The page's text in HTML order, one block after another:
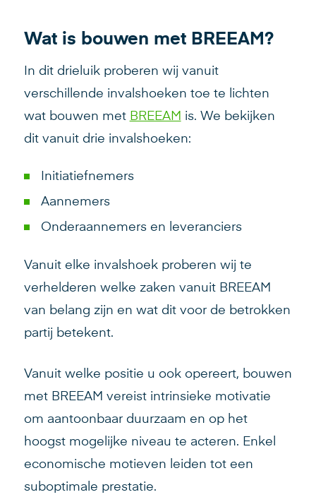
Wat is bouwen met BREEAM?
In dit drieluik proberen wij vanuit
verschillende invalshoeken toe te lichten
wat bouwen met BREEAM is. We bekijken
dit vanuit drie invalshoeken:
Initiatiefnemers
Aannemers
Onderaannemers en leveranciers
Vanuit elke invalshoek proberen wij te
verhelderen welke zaken vanuit BREEAM
van belang zijn en wat dit voor de betrokken
partij betekent.
Vanuit welke positie u ook opereert, bouwen
met BREEAM vereist intrinsieke motivatie
om aantoonbaar duurzaam en op het
hoogst mogelijke niveau te acteren. Enkel
economische motieven leiden tot een
suboptimale prestatie.